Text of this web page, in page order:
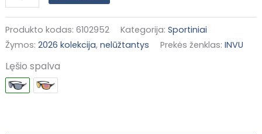
Produkto kodas: 6102952 Kategorija: Sportiniai
Žymos: 2026 kolekcija, nelūžtantys Prekės ženklas: INVU
Lęšio spalva